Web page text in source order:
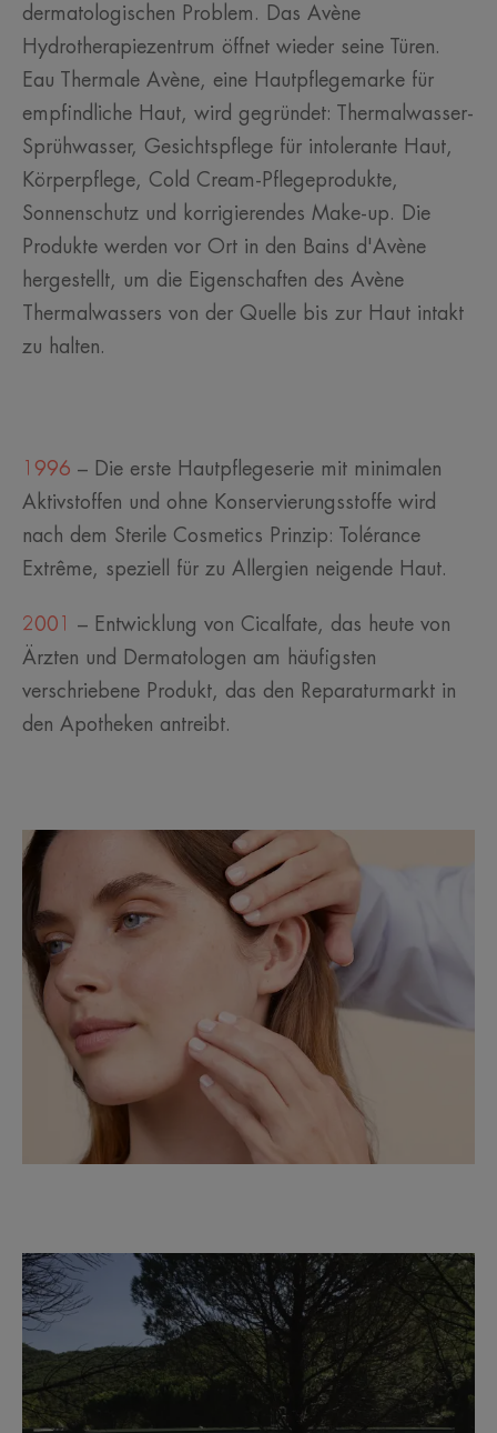
dermatologischen Problem. Das Avène
Hydrotherapiezentrum öffnet wieder seine Türen.
Eau Thermale Avène, eine Hautpflegemarke für
empfindliche Haut, wird gegründet: Thermalwasser-
Sprühwasser, Gesichtspflege für intolerante Haut,
Körperpflege, Cold Cream-Pflegeprodukte,
Sonnenschutz und korrigierendes Make-up. Die
Produkte werden vor Ort in den Bains d'Avène
hergestellt, um die Eigenschaften des Avène
Thermalwassers von der Quelle bis zur Haut intakt
zu halten.
1996 – Die erste Hautpflegeserie mit minimalen
Aktivstoffen und ohne Konservierungsstoffe wird
nach dem Sterile Cosmetics Prinzip: Tolérance
Extrême, speziell für zu Allergien neigende Haut.
2001
– Entwicklung von Cicalfate, das heute von
Ärzten und Dermatologen am häufigsten
verschriebene Produkt, das den Reparaturmarkt in
den Apotheken antreibt.